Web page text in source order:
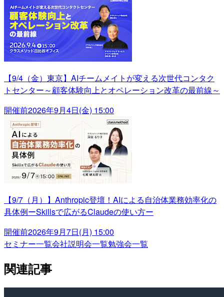
【9/4（金）東京】AIチームメイトが変える次世代コンタク
トセンター～顧客体験向上とオペレーション改革の最前線～
開催前2026年9月4日(金) 15:00
【9/7（月）】Anthropic登壇！AIによる自治体業務効率化の
具体例ーSkillsで広がるClaudeの使い方ー
開催前2026年9月7日(月) 15:00
セミナー一覧会社説明会一覧勉強会一覧
関連記事